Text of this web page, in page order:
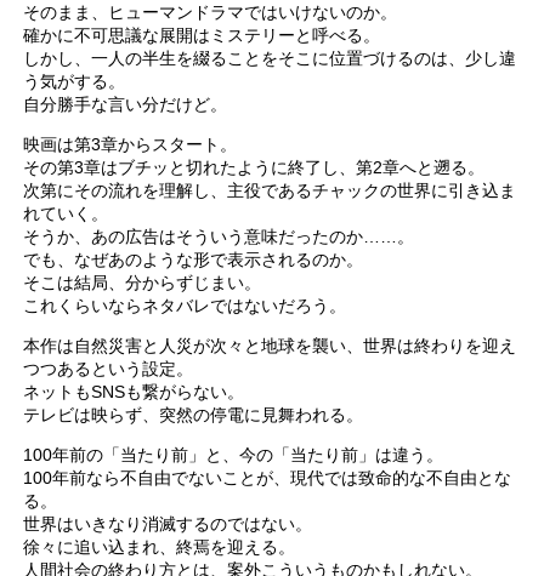
そのまま、ヒューマンドラマではいけないのか。
確かに不可思議な展開はミステリーと呼べる。
しかし、一人の半生を綴ることをそこに位置づけるのは、少し違
う気がする。
自分勝手な言い分だけど。
映画は第3章からスタート。
その第3章はブチッと切れたように終了し、第2章へと遡る。
次第にその流れを理解し、主役であるチャックの世界に引き込ま
れていく。
そうか、あの広告はそういう意味だったのか……。
でも、なぜあのような形で表示されるのか。
そこは結局、分からずじまい。
これくらいならネタバレではないだろう。
本作は自然災害と人災が次々と地球を襲い、世界は終わりを迎え
つつあるという設定。
ネットもSNSも繋がらない。
テレビは映らず、突然の停電に見舞われる。
100年前の「当たり前」と、今の「当たり前」は違う。
100年前なら不自由でないことが、現代では致命的な不自由とな
る。
世界はいきなり消滅するのではない。
徐々に追い込まれ、終焉を迎える。
人間社会の終わり方とは、案外こういうものかもしれない。